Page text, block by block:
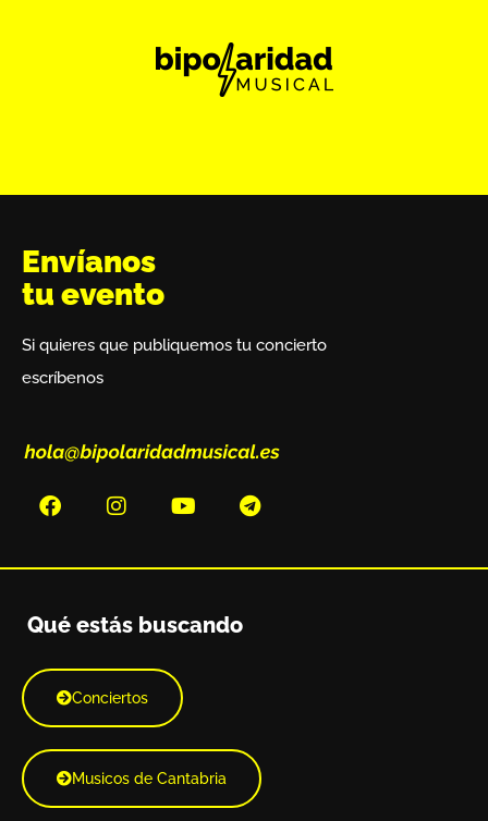
Envíanos
tu evento
Si quieres que publiquemos tu concierto
escríbenos
Qué estás buscando
Conciertos
Musicos de Cantabria